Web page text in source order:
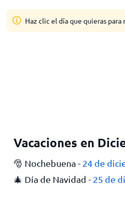
Haz clic el día que quieras para
Vacaciones en
🎅 Nochebuena - 24 de
🎄 Día de Navidad - 25 de